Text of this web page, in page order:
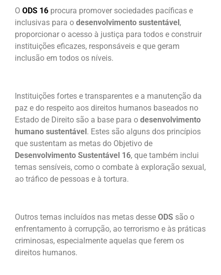
O ODS 16 procura promover sociedades pacíficas e
inclusivas para o desenvolvimento sustentável ,
proporcionar o acesso à justiça para todos e construir
instituições eficazes, responsáveis e que geram
inclusão em todos os níveis.
Instituições fortes e transparentes e a manutenção da
paz e do respeito aos direitos humanos baseados no
Estado de Direito são a base para o desenvolvimento
humano sustentável. Estes são alguns dos princípios
que sustentam as metas do Objetivo de
Desenvolvimento Sustentável 16, que também inclui
temas sensíveis, como o combate à exploração sexual,
ao tráfico de pessoas e à tortura.
Outros temas incluídos nas metas desse ODS são o
enfrentamento à corrupção, ao terrorismo e às práticas
criminosas, especialmente aquelas que ferem os
direitos humanos.